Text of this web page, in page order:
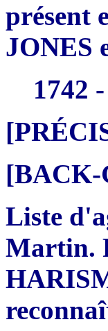
présent
JONES
1742
[BACK-
Liste
Martin.